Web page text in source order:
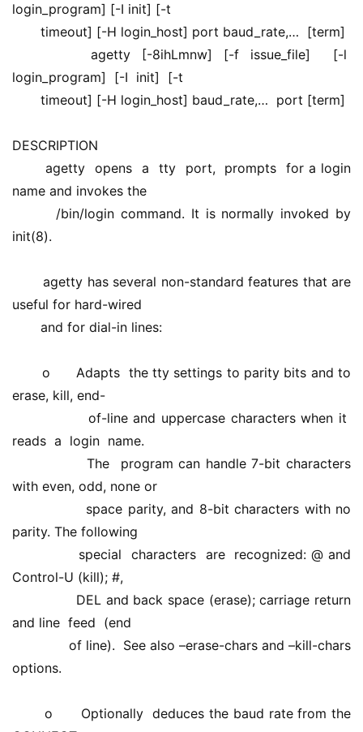
login_program] [-I init] [-t
timeout] [-H login_host] port baud_rate,…  [term]
agetty [-8ihLmnw] [-f issue_file]  [-l
login_program]  [-I  init]  [-t
timeout] [-H login_host] baud_rate,…  port [term]
DESCRIPTION
agetty  opens  a  tty  port,  prompts  for a login
name and invokes the
/bin/login command. It is normally invoked by
init(8).
agetty has several non-standard features that are
useful for hard-wired
and for dial-in lines:
o      Adapts  the tty settings to parity bits and to
erase, kill, end-
of-line and uppercase characters when it
reads  a  login  name.
The  program can handle 7-bit characters
with even, odd, none or
space parity, and 8-bit characters with no
parity. The following
special  characters  are  recognized: @ and
Control-U (kill); #,
DEL and back space (erase); carriage return
and line  feed  (end
of line).  See also –erase-chars and –kill-chars
options.
o      Optionally  deduces the baud rate from the